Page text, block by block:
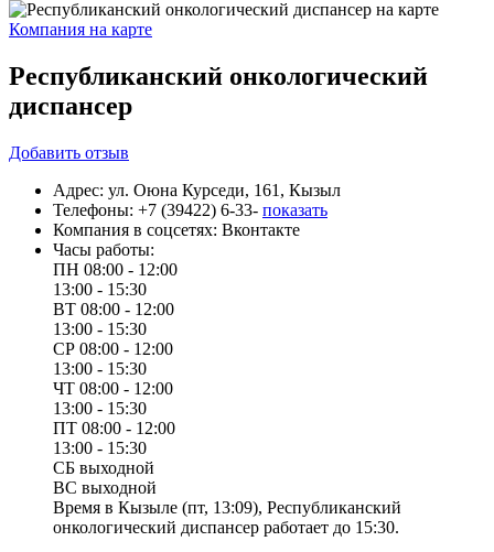
Компания на карте
Республиканский онкологический
диспансер
Добавить отзыв
Адрес: ул. Оюна Курседи, 161, Кызыл
Телефоны: +7 (39422) 6-33- показать
Компания в соцсетях: Вконтакте
Часы работы:
ПН 08:00 - 12:00
13:00 - 15:30
ВТ 08:00 - 12:00
13:00 - 15:30
СР 08:00 - 12:00
13:00 - 15:30
ЧТ 08:00 - 12:00
13:00 - 15:30
ПТ 08:00 - 12:00
13:00 - 15:30
СБ выходной
ВС выходной
Время в Кызыле (пт, 13:09), Республиканский
онкологический диспансер работает до 15:30.